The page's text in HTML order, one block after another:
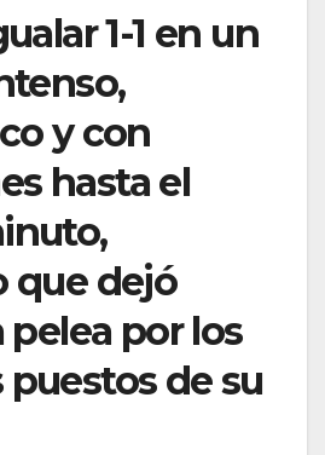
1-1 en un
y con
hasta el
que dejó
pelea por los
de su